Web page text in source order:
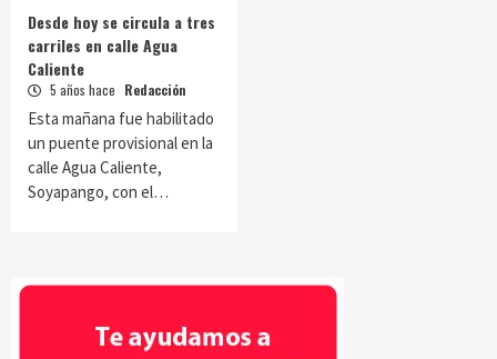
Desde hoy se circula a tres
carriles en calle Agua
Caliente
5 años hace Redacción
Esta mañana fue habilitado
un puente provisional en la
calle Agua Caliente,
Soyapango, con el…